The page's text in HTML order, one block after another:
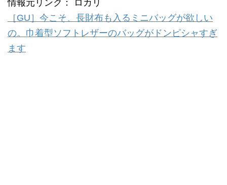
情報元リンク： ロカリ
［GU］今こそ、長財布も入るミニバッグが欲しい
の。巾着型ソフトレザーのバッグがドンピシャすぎ
ます